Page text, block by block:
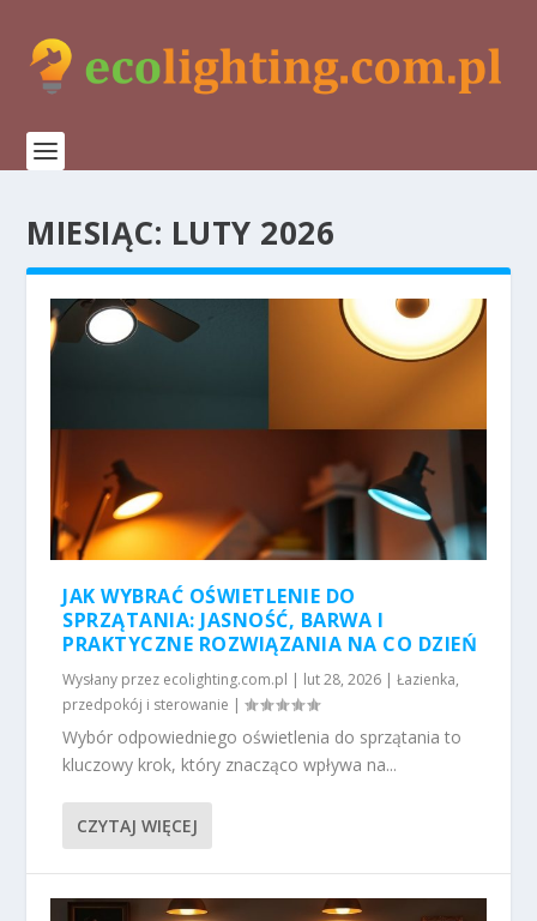
MIESIĄC: LUTY 2026
JAK WYBRAĆ OŚWIETLENIE DO
SPRZĄTANIA: JASNOŚĆ, BARWA I
PRAKTYCZNE ROZWIĄZANIA NA CO DZIEŃ
Wysłany przez ecolighting.com.pl | lut 28, 2026 |Łazienka,
przedpokój i sterowanie |
Wybór odpowiedniego oświetlenia do sprzątania to
kluczowy krok, który znacząco wpływa na...
CZYTAJ WIĘCEJ